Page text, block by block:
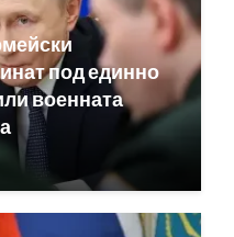
под единно
военната